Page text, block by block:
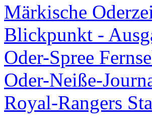
Märkische
Blickpunkt -
Oder-Spree
Oder-Neiße-
Royal-Rangers